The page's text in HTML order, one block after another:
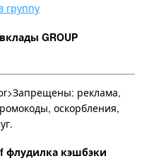
группу
GROUP
реклама,
оскорбления,
флудилка кэшбэки